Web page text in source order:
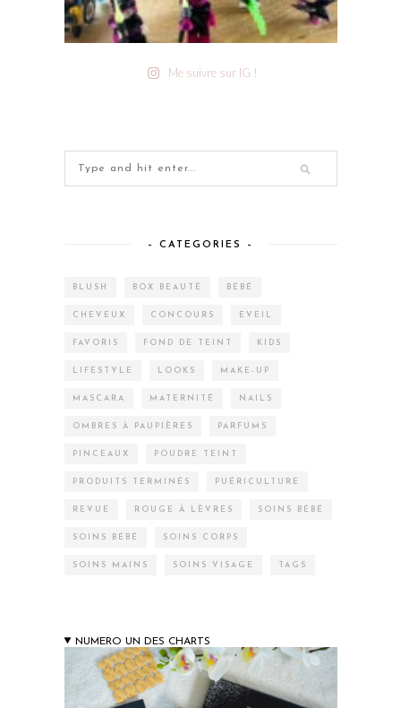
Me suivre sur IG !
– CATEGORIES –
BLUSH BOX BEAUTÉ BÉBÉ
CHEVEUX CONCOURS EVEIL
FAVORIS FOND DE TEINT KIDS
LIFESTYLE LOOKS MAKE-UP
MASCARA MATERNITÉ NAILS
OMBRES À PAUPIÈRES PARFUMS
PINCEAUX POUDRE TEINT
PRODUITS TERMINÉS PUÉRICULTURE
REVUE ROUGE À LÈVRES SOINS BÉBÉ
SOINS BÉBÉ SOINS CORPS
SOINS MAINS SOINS VISAGE TAGS
NUMERO UN DES CHARTS